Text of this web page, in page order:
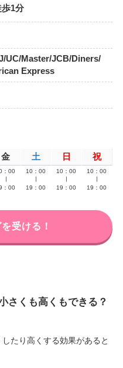
1分
UC/Master/JCB/Diners/
Express
金 土 日 祝
：00
：00
10：00
19：00
10：00
19：00
10：00
19：00
受ける！
さくも高くもできる？
たり高くする効果があると